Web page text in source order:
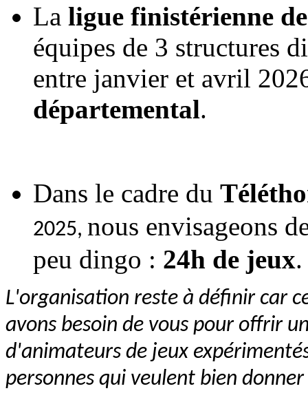
La ligue finistérienne
équipes de 3 structures
entre janvier et avril
départemental.
Dans le cadre du
2025, nous envisageons
peu dingo : 24h de jeux.
L'organisation reste à définir car
avons besoin de vous pour offrir
d'animateurs de jeux
personnes qui veulent bien